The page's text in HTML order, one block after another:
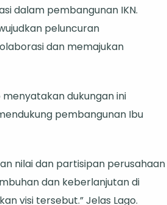
dalam pembangunan IKN.
peluncuran
dan memajukan
dukungan ini
pembangunan Ibu
nilai dan partisipan perusahaan
dan keberlanjutan di
visi tersebut.” Jelas Lago.